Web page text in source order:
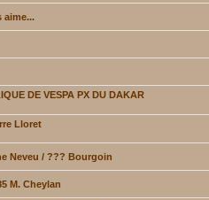
aime...
DE VESPA PX DU DAKAR
Lloret
Neveu / ??? Bourgoin
M. Cheylan